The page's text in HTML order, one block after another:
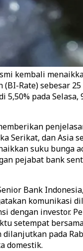
kembali
(BI-Rate) sebesar
5,50% pada Selasa,
Serikat, dan Asia
suku bunga
pejabat bank
Bank
komunikasi
dengan investor.
setempat
dilanjutkan pada
domestik.